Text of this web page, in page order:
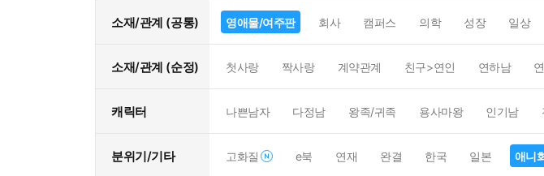
소재/관계 (공통) 영애물/여주판 회사 캠퍼스 의학 성장 일상
소재/관계 (순정) 첫사랑 짝사랑 계약관계 친구>연인 연하남
캐릭터 나쁜남자 다정남 왕족/귀족 용사마왕 인기남
분위기/기타 고화질 e북 연재 완결 한국 일본 애니